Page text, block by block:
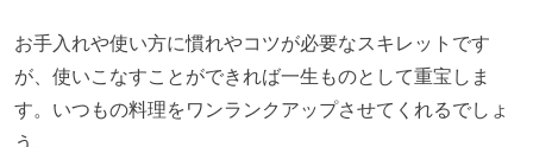
お手入れや使い方に慣れやコツが必要なスキレットです
が、使いこなすことができれば一生ものとして重宝しま
す。いつもの料理をワンランクアップさせてくれるでしょ